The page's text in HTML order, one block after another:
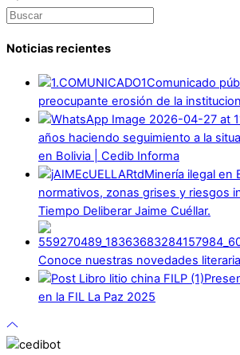
Noticias recientes
Comunicado
preocupante erosión de la
años haciendo seguimiento a la
en Bolivia | Cedib Informa
Minería ilegal en
normativos, zonas grises y riesgos
Tiempo Deliberar Jaime Cuéllar.
Conoce nuestras novedades
en la FIL La Paz 2025